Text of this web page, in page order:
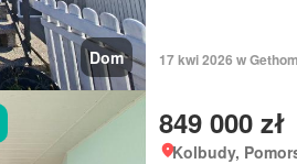
Dom 17 kwi 2026 w
849 000 zł
Kolbudy,